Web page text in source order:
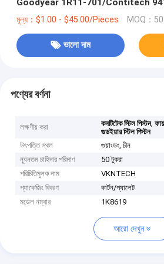
Goodyear 1R11-701/Contitech
মূল্য：$1.00 - $45.00/Pieces MOQ：50
ভালো দাম
পণ্যের বর্ণনা
লক্ষণীয় করা কনটিটেক স্টিল পিস্টন,
গুডইয়ার স্টিল পিস্টন
উৎপত্তি স্থল
গুয়াংডং, চীন
ন্যূনতম চাহিদার পরিমাণ
50 টুকরা
পরিচিতিমুলক নাম
VKNTECH
প্যাকেজিং বিবরণ
কার্টন/প্যালেট
মডেল নম্বার
1K8619
আরো দেখুন